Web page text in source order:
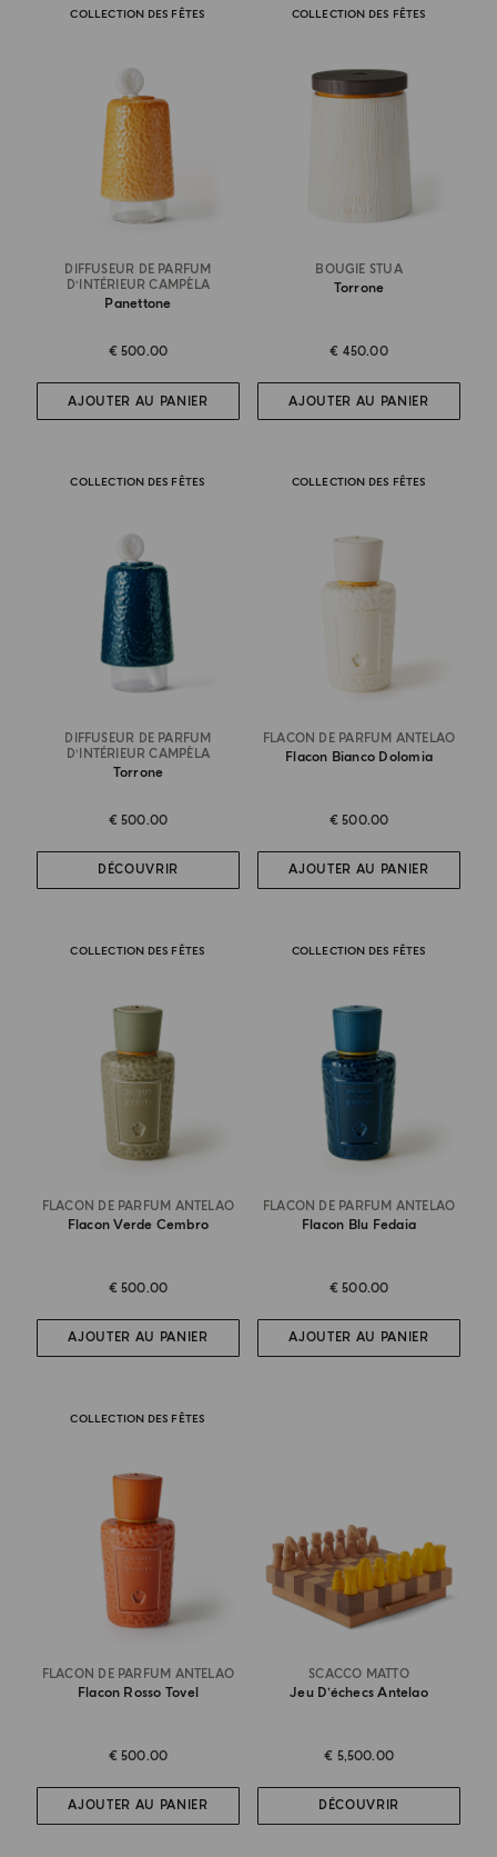
COLLECTION DES FÊTES
DIFFUSEUR DE PARFUM
D’INTÉRIEUR CAMPÈLA
Panettone
€ 500.00
AJOUTER AU PANIER
COLLECTION DES FÊTES
BOUGIE STUA
Torrone
€ 450.00
AJOUTER AU PANIER
COLLECTION DES FÊTES
DIFFUSEUR DE PARFUM
D’INTÉRIEUR CAMPÈLA
Torrone
€ 500.00
DÉCOUVRIR
COLLECTION DES FÊTES
FLACON DE PARFUM ANTELAO
Flacon Bianco Dolomia
€ 500.00
AJOUTER AU PANIER
COLLECTION DES FÊTES
FLACON DE PARFUM ANTELAO
Flacon Verde Cembro
€ 500.00
AJOUTER AU PANIER
COLLECTION DES FÊTES
FLACON DE PARFUM ANTELAO
Flacon Blu Fedaia
€ 500.00
AJOUTER AU PANIER
COLLECTION DES FÊTES
FLACON DE PARFUM ANTELAO
Flacon Rosso Tovel
€ 500.00
AJOUTER AU PANIER
SCACCO MATTO
Jeu D’échecs Antelao
€ 5,500.00
DÉCOUVRIR